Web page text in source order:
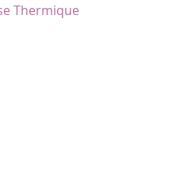
Thermique